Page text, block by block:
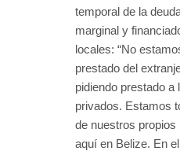
temporal de la
marginal y
locales: “No
prestado del
pidiendo prestado a
privados. Estamos
de nuestros
aquí en Belize. En